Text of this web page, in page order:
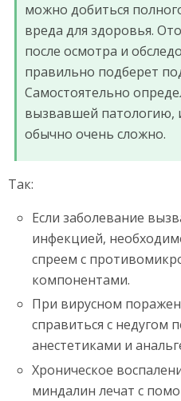
можно добиться
вреда для здоровья.
после осмотра и
правильно подберет
Самостоятельно
вызвавшей патологию,
обычно очень сложно.
Так:
Если заболевание
инфекцией,
спреем с
компонентами.
При вирусном
справиться с недугом
анестетиками и
Хроническое
миндалин лечат с